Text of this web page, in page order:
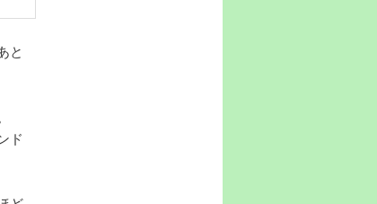
と
ド